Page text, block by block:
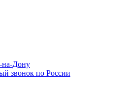
на-Дону
звонок по России